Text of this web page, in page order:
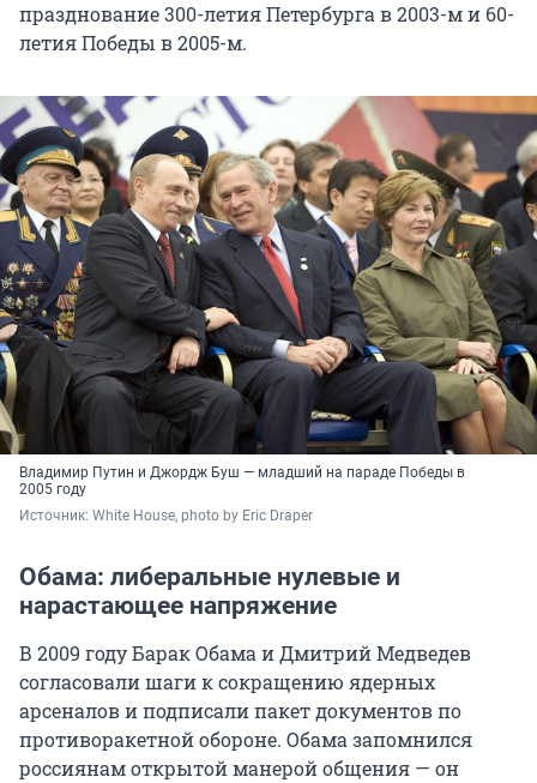
празднование 300-летия Петербурга в 2003-м и 60-
летия Победы в 2005-м.
Владимир Путин и Джордж Буш — младший на параде Победы в
2005 году
Источник: White House, photo by Eric Draper
Обама: либеральные нулевые и
нарастающее напряжение
В 2009 году Барак Обама и Дмитрий Медведев
согласовали шаги к сокращению ядерных
арсеналов и подписали пакет документов по
противоракетной обороне. Обама запомнился
россиянам открытой манерой общения — он